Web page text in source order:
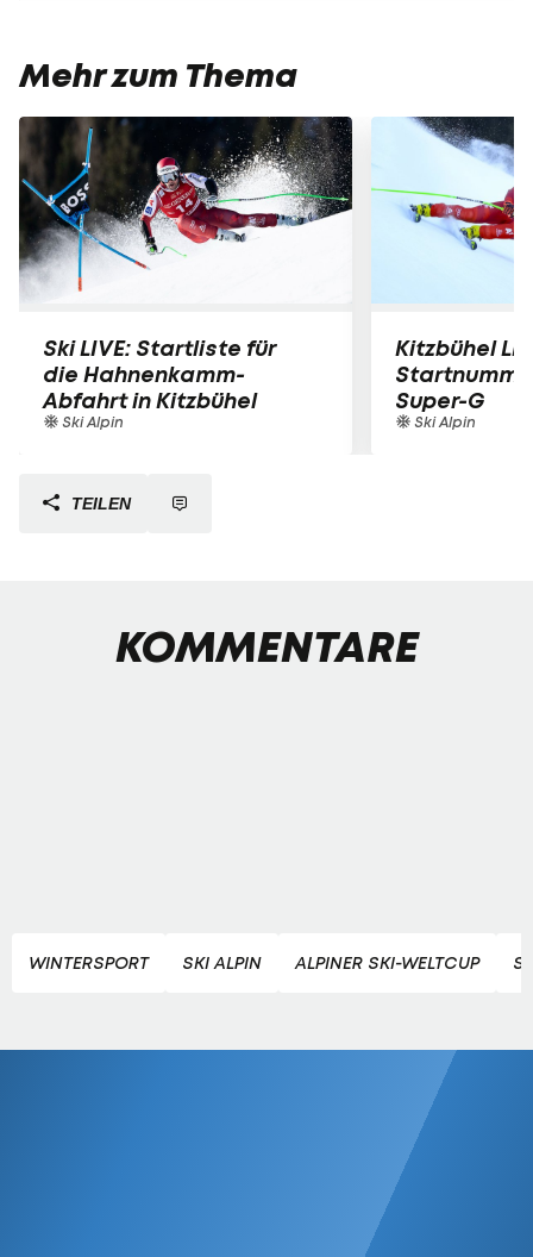
Mehr zum Thema
Ski LIVE: Startliste für
die Hahnenkamm-
Abfahrt in Kitzbühel
Ski Alpin
Kitzbühel
Super-G
Ski Alpin
TEILEN
KOMMENTARE
WINTERSPORT SKI ALPIN ALPINER SKI-WELTCUP